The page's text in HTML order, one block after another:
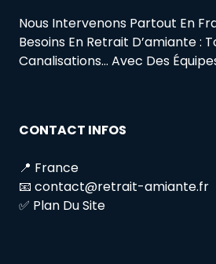
Nous Intervenons Partout En
Besoins En Retrait D’amiante :
Canalisations… Avec Des
CONTACT INFOS
📍 France
📧 contact@retrait-amiante.fr
✅ Plan Du Site